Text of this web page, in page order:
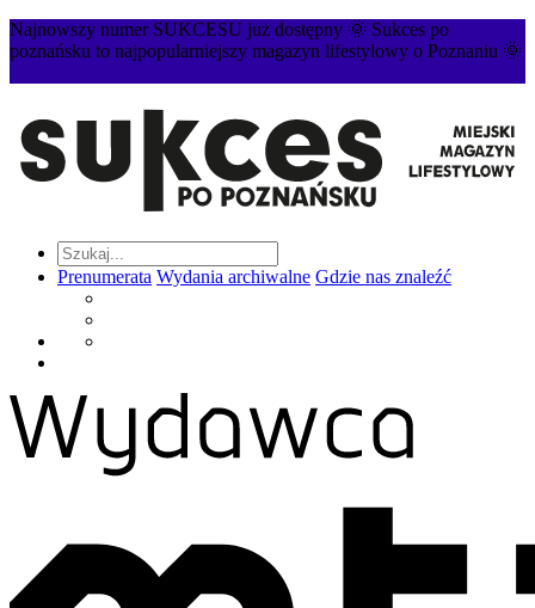
Najnowszy numer SUKCESU już dostępny 🌞 Sukces po
poznańsku to najpopularniejszy magazyn lifestylowy o Poznaniu 🌞
Prenumerata Wydania archiwalne Gdzie nas znaleźć